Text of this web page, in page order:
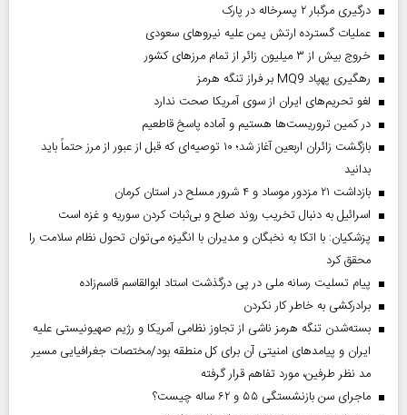
درگیری مرگبار ۲ پسرخاله در پارک
عملیات گسترده ارتش یمن علیه نیروهای سعودی
خروج بیش از ۳ میلیون زائر از تمام مرز‌های کشور
رهگیری پهپاد MQ9 بر فراز تنگه هرمز
لغو تحریم‌های ایران از سوی آمریکا صحت ندارد
در کمین تروریست‌ها هستیم و آماده پاسخ قاطعیم
بازگشت زائران اربعین آغاز شد؛ ۱۰ توصیه‌ای که قبل از عبور از مرز حتماً باید
بدانید
بازداشت ۲۱ مزدور موساد و ۴ شرور مسلح در استان کرمان
اسرائیل به دنبال تخریب روند صلح و بی‌ثبات کردن سوریه و غزه است
پزشکیان: با اتکا به نخبگان و مدیران با انگیزه می‌توان تحول نظام سلامت را
محقق کرد
پیام تسلیت رسانه ملی در پی درگذشت استاد ابوالقاسم قاسم‌زاده
برادرکشی به خاطر کار نکردن
بسته‌شدن تنگه هرمز ناشی از تجاوز نظامی آمریکا و رژیم صهیونیستی علیه
ایران و پیامد‌های امنیتی آن برای کل منطقه بود/مختصات جغرافیایی مسیر
مد نظر طرفین، مورد تفاهم قرار گرفته
ماجرای سن بازنشستگی ۵۵ و ۶۲ ساله چیست؟